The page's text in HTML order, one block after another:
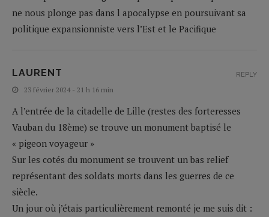
ne nous plonge pas dans l apocalypse en poursuivant sa
politique expansionniste vers l’Est et le Pacifique
LAURENT
23 février 2024 - 21 h 16 min
A l’entrée de la citadelle de Lille (restes des forteresses
Vauban du 18ème) se trouve un monument baptisé le
« pigeon voyageur »
Sur les cotés du monument se trouvent un bas relief
représentant des soldats morts dans les guerres de ce
siècle.
Un jour où j’étais particulièrement remonté je me suis dit :
REPLY